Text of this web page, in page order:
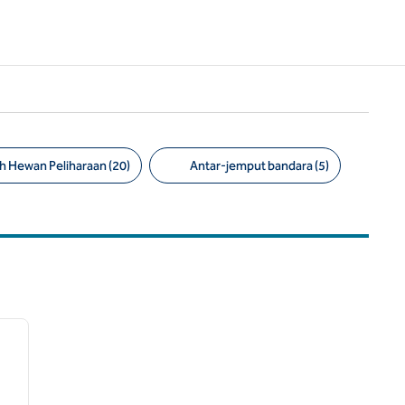
Hewan Peliharaan (20) Antar-jemput bandara (5)
gambar berikutnya